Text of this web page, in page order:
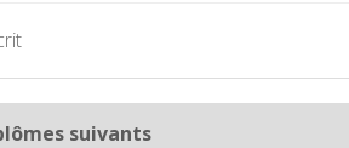
suivants